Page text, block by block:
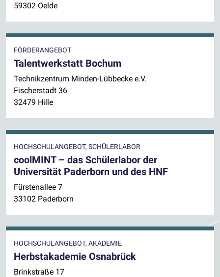
59302 Oelde
FÖRDERANGEBOT
Talentwerkstatt Bochum
Technikzentrum Minden-Lübbecke e.V.
Fischerstadt 36
32479 Hille
HOCHSCHULANGEBOT, SCHÜLERLABOR
coolMINT – das Schülerlabor der
Universität Paderborn und des HNF
Fürstenallee 7
33102 Paderborn
HOCHSCHULANGEBOT, AKADEMIE
Herbstakademie Osnabrück
Brinkstraße 17